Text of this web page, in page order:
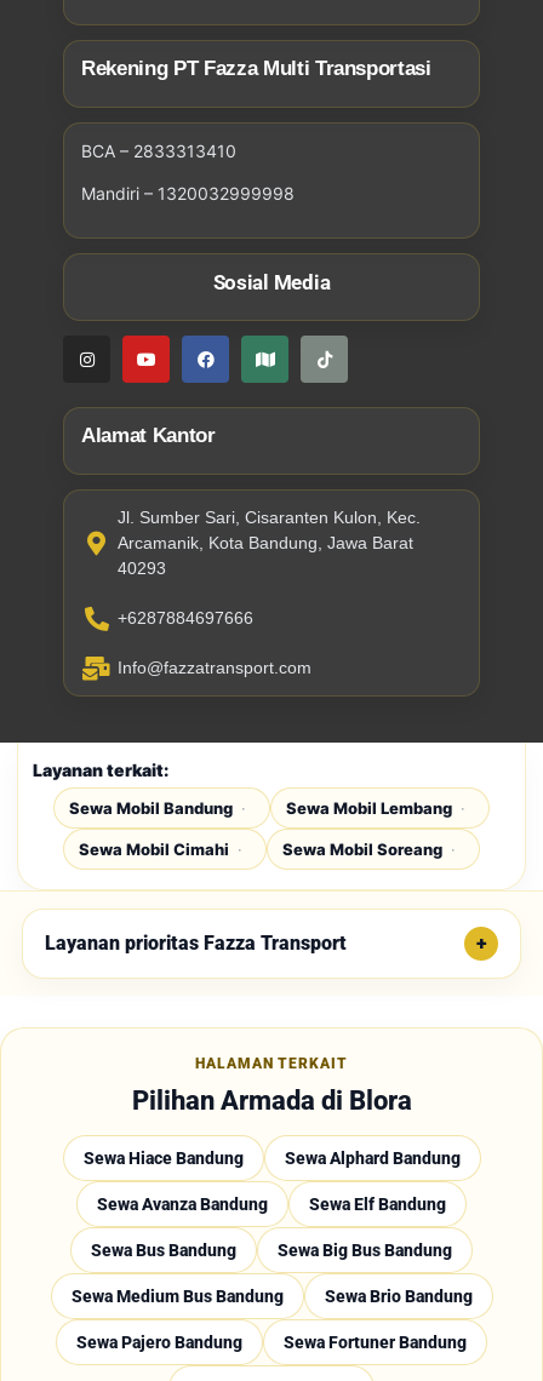
Rekening PT Fazza Multi Transportasi
BCA – 2833313410
Mandiri – 1320032999998
Sosial Media
Alamat Kantor
Jl. Sumber Sari, Cisaranten Kulon, Kec.
Arcamanik, Kota Bandung, Jawa Barat
40293
+6287884697666
Info@fazzatransport.com
Layanan terkait:
Sewa Mobil Bandung Sewa Mobil Lembang
Sewa Mobil Cimahi Sewa Mobil Soreang
Layanan prioritas Fazza Transport
HALAMAN TERKAIT
Pilihan Armada di Blora
Sewa Hiace Bandung Sewa Alphard Bandung
Sewa Avanza Bandung Sewa Elf Bandung
Sewa Bus Bandung Sewa Big Bus Bandung
Sewa Medium Bus Bandung Sewa Brio Bandung
Sewa Pajero Bandung Sewa Fortuner Bandung